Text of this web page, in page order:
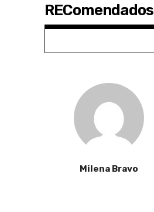
REComendados
Milena Bravo